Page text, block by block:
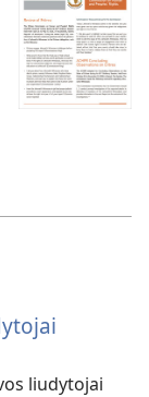
liudytojai